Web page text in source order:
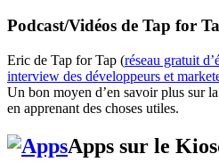
Podcast/Vidéos de Tap for
Eric de Tap for Tap (réseau gratuit
interview des développeurs et
Un bon moyen d’en savoir plus sur
en apprenant des choses utiles.
Apps sur le